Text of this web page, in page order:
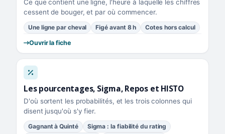
Ce que contient une ligne, l'heure à laquelle les chiffres
cessent de bouger, et par où commencer.
Une ligne par cheval Figé avant 8 h Cotes hors calcul
Ouvrir la fiche
Les pourcentages, Sigma, Repos et HISTO
D'où sortent les probabilités, et les trois colonnes qui
disent jusqu'où s'y fier.
Gagnant à Quinté
Sigma : la fiabilité du rating